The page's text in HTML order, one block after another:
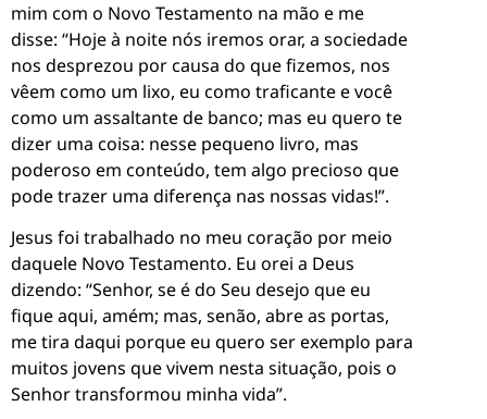
mim com o Novo Testamento na mão e me
disse: “Hoje à noite nós iremos orar, a sociedade
nos desprezou por causa do que fizemos, nos
vêem como um lixo, eu como traficante e você
como um assaltante de banco; mas eu quero te
dizer uma coisa: nesse pequeno livro, mas
poderoso em conteúdo, tem algo precioso que
pode trazer uma diferença nas nossas vidas!”.
Jesus foi trabalhado no meu coração por meio
daquele Novo Testamento. Eu orei a Deus
dizendo: “Senhor, se é do Seu desejo que eu
fique aqui, amém; mas, senão, abre as portas,
me tira daqui porque eu quero ser exemplo para
muitos jovens que vivem nesta situação, pois o
Senhor transformou minha vida”.